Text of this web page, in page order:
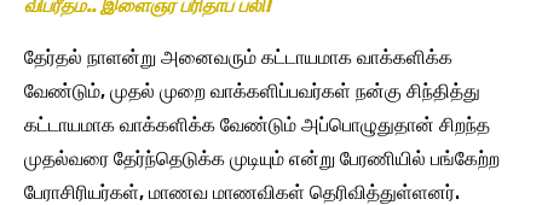
விபரீதம்.. இளைஞர் பரிதாப பலி!
தேர்தல் நாளன்று அனைவரும் கட்டாயமாக வாக்களிக்க
வேண்டும், முதல் முறை வாக்களிப்பவர்கள் நன்கு சிந்தித்து
கட்டாயமாக வாக்களிக்க வேண்டும் அப்பொழுதுதான் சிறந்த
முதல்வரை தேர்ந்தெடுக்க முடியும் என்று பேரணியில் பங்கேற்ற
பேராசிரியர்கள், மாணவ மாணவிகள் தெரிவித்துள்ளனர்.